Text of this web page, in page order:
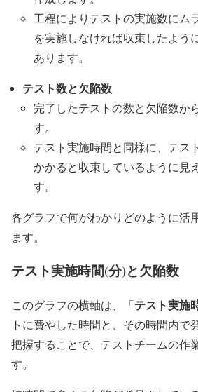
工程によりテストの実施数にム
を実施しなければ収束したよう
あります。
テスト数と欠陥数
完了したテストの数と欠陥数か
す。
テスト実施時間と同様に、テス
かかると収束しているように見
す。
各グラフで何がわかりどのように活
ます。
テスト実施時間(分)と欠陥数
このグラフの横軸は、「テスト実施
トに費やした時間と、その時間内で
把握することで、テストチームの作
す。